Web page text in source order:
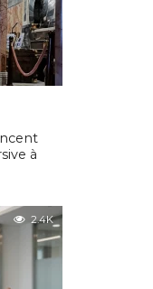
à
2.4K